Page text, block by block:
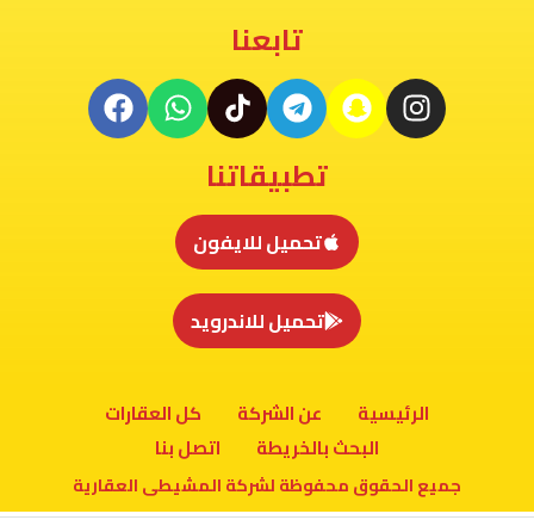
تابعنا
تطبيقاتنا
تحميل للايفون
تحميل للاندرويد
الرئيسية عن الشركة
كل العقارات
البحث بالخريطة
اتصل بنا
جميع الحقوق محفوظة لشركة المشيطى العقارية